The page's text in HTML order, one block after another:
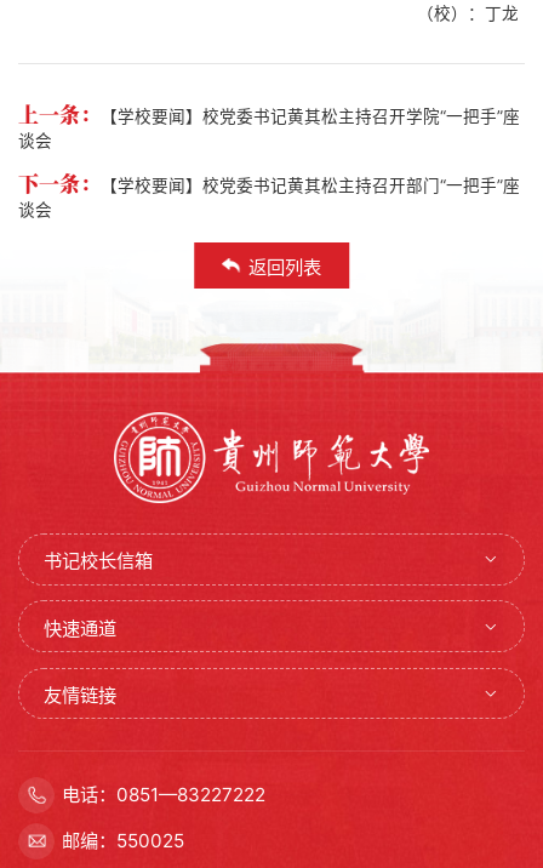
（校）：丁龙
上一条：
【学校要闻】校党委书记黄其松主持召开学院“一把手”座
谈会
下一条：
【学校要闻】校党委书记黄其松主持召开部门“一把手”座
谈会
返回列表
书记校长信箱
快速通道
友情链接
电话：0851—83227222
邮编：550025